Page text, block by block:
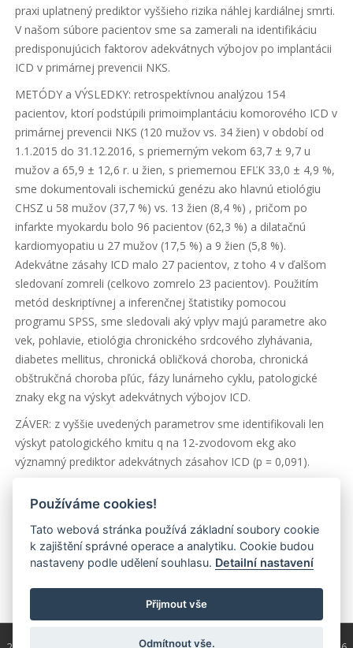
praxi uplatnený prediktor vyššieho rizika náhlej kardiálnej smrti.
V našom súbore pacientov sme sa zamerali na identifikáciu
predisponujúcich faktorov adekvátnych výbojov po implantácii
ICD v primárnej prevencii NKS.
METÓDY a VÝSLEDKY: retrospektívnou analýzou 154
pacientov, ktorí podstúpili primoimplantáciu komorového ICD v
primárnej prevencii NKS (120 mužov vs. 34 žien) v období od
1.1.2015 do 31.12.2016, s priemerným vekom 63,7 ± 9,7 u
mužov a 65,9 ± 12,6 r. u žien, s priemernou EFĽK 33,0 ± 4,9 %,
sme dokumentovali ischemickú genézu ako hlavnú etiológiu
CHSZ u 58 mužov (37,7 %) vs. 13 žien (8,4 %) , pričom po
infarkte myokardu bolo 96 pacientov (62,3 %) a dilatačnú
kardiomyopatiu u 27 mužov (17,5 %) a 9 žien (5,8 %).
Adekvátne zásahy ICD malo 27 pacientov, z toho 4 v ďalšom
sledovaní zomreli (celkovo zomrelo 23 pacientov). Použitím
metód deskriptívnej a inferenčnej štatistiky pomocou
programu SPSS, sme sledovali aký vplyv majú parametre ako
vek, pohlavie, etiológia chronického srdcového zlyhávania,
diabetes mellitus, chronická obličková choroba, chronická
obštrukčná choroba pľúc, fázy lunárneho cyklu, patologické
znaky ekg na výskyt adekvátnych výbojov ICD.
ZÁVER: z vyššie uvedených parametrov sme identifikovali len
výskyt patologického kmitu q na 12-zvodovom ekg ako
významný prediktor adekvátnych zásahov ICD (p = 0,091).
kardiomyopatia, chronické srdcové zlyhávanie, adekvátny
zásah ICD
Používáme cookies!
Tato webová stránka používá základní soubory cookie
k zajištění správné operace a analytiku. Cookie budou
nastaveny podle udělení souhlasu. Detailní nastavení
Přijmout vše
Odmítnout vše.